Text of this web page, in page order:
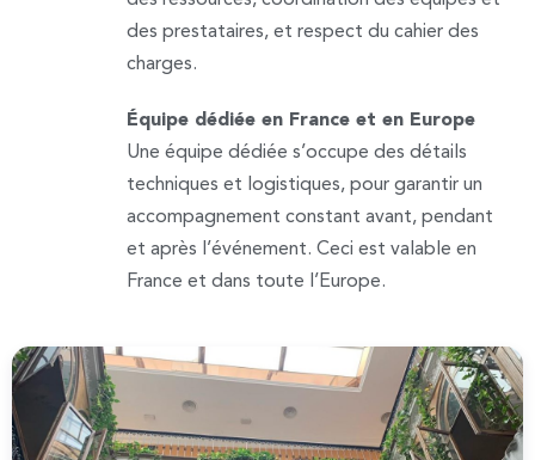
des prestataires, et respect du cahier des
charges.
Équipe dédiée en France et en Europe
Une équipe dédiée s’occupe des détails
techniques et logistiques, pour garantir un
accompagnement constant avant, pendant
et après l’événement. Ceci est valable en
France et dans toute l’Europe.